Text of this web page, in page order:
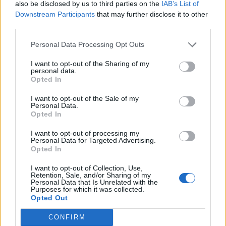
also be disclosed by us to third parties on the IAB’s List of
Downstream Participants that may further disclose it to other
Personal Data Processing Opt Outs
I want to opt-out of the Sharing of my
personal data.
Opted In
I want to opt-out of the Sale of my
Personal Data.
Opted In
I want to opt-out of processing my
Personal Data for Targeted Advertising.
Opted In
I want to opt-out of Collection, Use,
Retention, Sale, and/or Sharing of my
Personal Data that Is Unrelated with the
Purposes for which it was collected.
Opted Out
CONFIRM
allenatore sceglierà un quinto calciatore bonus
da schierare. Per Canada-Bosnia Erzegovina le
decisioni sono state le seguenti:
Emanuele Giaccherini: Larin
Andrea Marinozzi
Pierluigi Pardo: J. David
Marco Russo
Un altro consiglio per il Fantamondiale arriva da
puntare suEsmir Bajraktarevic. L'esterno della
Bosnia (2,9 dribbling riusciti a partita, 1° fra i suoi)
potrà sfruttare la condizione non perfetta di
Alphonso Davies per metterlo in difficoltà come